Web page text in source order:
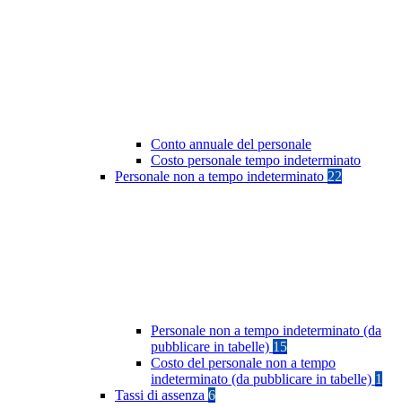
Conto annuale del personale
Costo personale tempo indeterminato
Personale non a tempo indeterminato 22
Personale non a tempo indeterminato (da
pubblicare in tabelle) 15
Costo del personale non a tempo
indeterminato (da pubblicare in tabelle) 1
Tassi di assenza 6